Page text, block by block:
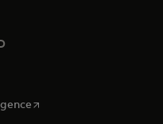
tab
opens in a new tab